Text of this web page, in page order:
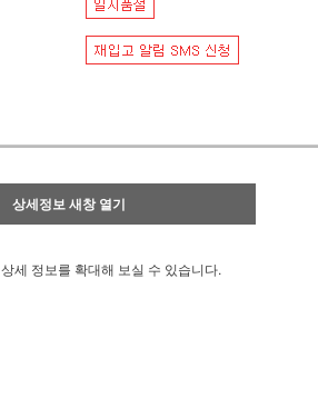
상세정보 새창 열기
상세 정보를 확대해 보실 수 있습니다.